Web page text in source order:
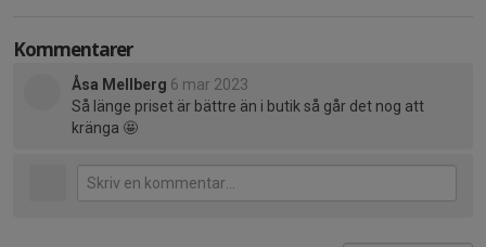
Kommentarer
Åsa Mellberg 6 mar 2023
Så länge priset är bättre än i butik så går det nog att
kränga 🤩